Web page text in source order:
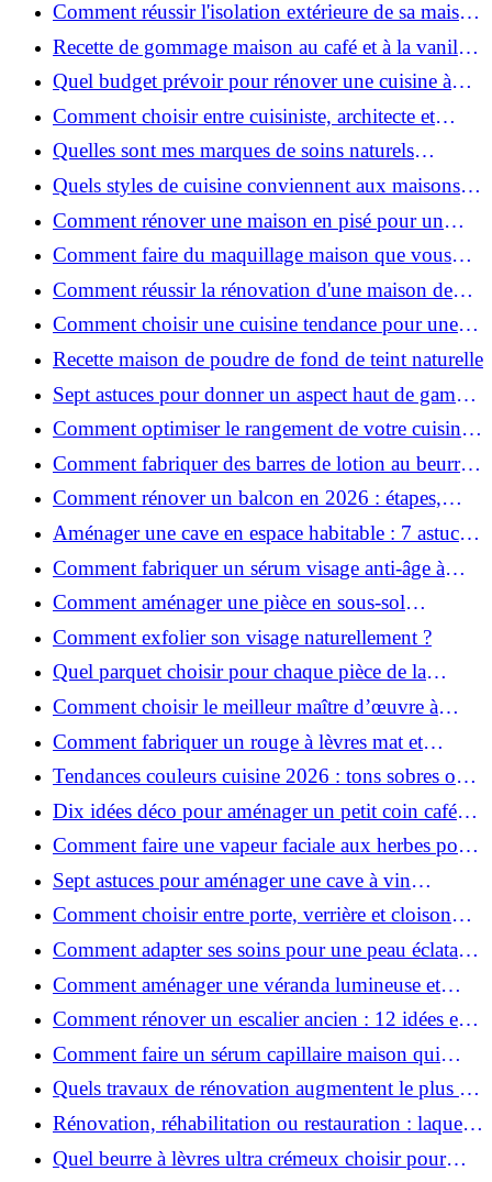
Comment réussir l'isolation extérieure de sa maison
pour une rénovation performante et durable ?
Recette de gommage maison au café et à la vanille
pour une peau douce
Quel budget prévoir pour rénover une cuisine à
Voiron en 2026 : coûts et aides locales ?
Comment choisir entre cuisiniste, architecte et
contractant général à Voiron ?
Quelles sont mes marques de soins naturels
préférées ?
Quels styles de cuisine conviennent aux maisons et
appartements du Voironnais ?
Comment rénover une maison en pisé pour un
habitat sain et performant ?
Comment faire du maquillage maison que vous
utiliserez vraiment ?
Comment réussir la rénovation d'une maison de
ville en 2026 ?
Comment choisir une cuisine tendance pour une
rénovation en 2026 ?
Recette maison de poudre de fond de teint naturelle
Sept astuces pour donner un aspect haut de gamme
à votre cuisine
Comment optimiser le rangement de votre cuisine
et gagner de la place ?
Comment fabriquer des barres de lotion au beurre
de karité ?
Comment rénover un balcon en 2026 : étapes,
budget et matériaux ?
Aménager une cave en espace habitable : 7 astuces
essentielles
Comment fabriquer un sérum visage anti-âge à
l'huile de rose musquée ?
Comment aménager une pièce en sous-sol
efficacement ?
Comment exfolier son visage naturellement ?
Quel parquet choisir pour chaque pièce de la
maison ?
Comment choisir le meilleur maître d’œuvre à
Grenoble en 2026 ?
Comment fabriquer un rouge à lèvres mat et
hydratant fait maison ?
Tendances couleurs cuisine 2026 : tons sobres ou
colorés, que choisir ?
Dix idées déco pour aménager un petit coin café
chez soi
Comment faire une vapeur faciale aux herbes pour
une peau plus saine et rajeunie ?
Sept astuces pour aménager une cave à vin
naturelle chez soi
Comment choisir entre porte, verrière et cloison
coulissante pour séparer vos pièces ?
Comment adapter ses soins pour une peau éclatante
en hiver ?
Comment aménager une véranda lumineuse et
conviviale : 12 idées déco
Comment rénover un escalier ancien : 12 idées et
astuces faciles pas à pas
Comment faire un sérum capillaire maison qui
stimule réellement la pousse des cheveux ?
Quels travaux de rénovation augmentent le plus la
valeur d'une maison pour la revente ?
Rénovation, réhabilitation ou restauration : laquelle
convient le mieux à mon logement ?
Quel beurre à lèvres ultra crémeux choisir pour